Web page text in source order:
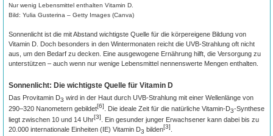
Nur wenig Lebensmittel enthalten Vitamin D.
Bild: Yulia Gusterina – Getty Images (Canva)
Sonnenlicht ist die mit Abstand wichtigste Quelle für die körpereigene Bildung von
Vitamin D. Doch besonders in den Wintermonaten reicht die UVB-Strahlung oft nicht
aus, um den Bedarf zu decken. Eine ausgewogene Ernährung hilft, die Versorgung zu
unterstützen – auch wenn nur wenige Lebensmittel nennenswerte Mengen enthalten.
Sonnenlicht: Die wichtigste Quelle für Vitamin D
Das Provitamin D3 wird in der Haut durch UVB-Strahlung mit einer Wellenlänge von
290–320 Nanometern gebildet[6] . Die ideale Zeit für die natürliche Vitamin-D3-Synthese
liegt zwischen 10 und 14 Uhr[3]
. Ein gesunder junger Erwachsener kann dabei bis zu
20.000 internationale Einheiten (IE) Vitamin D3 bilden[3]